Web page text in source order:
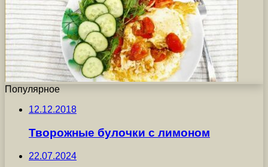
Популярное
12.12.2018
Творожные булочки с лимоном
22.07.2024